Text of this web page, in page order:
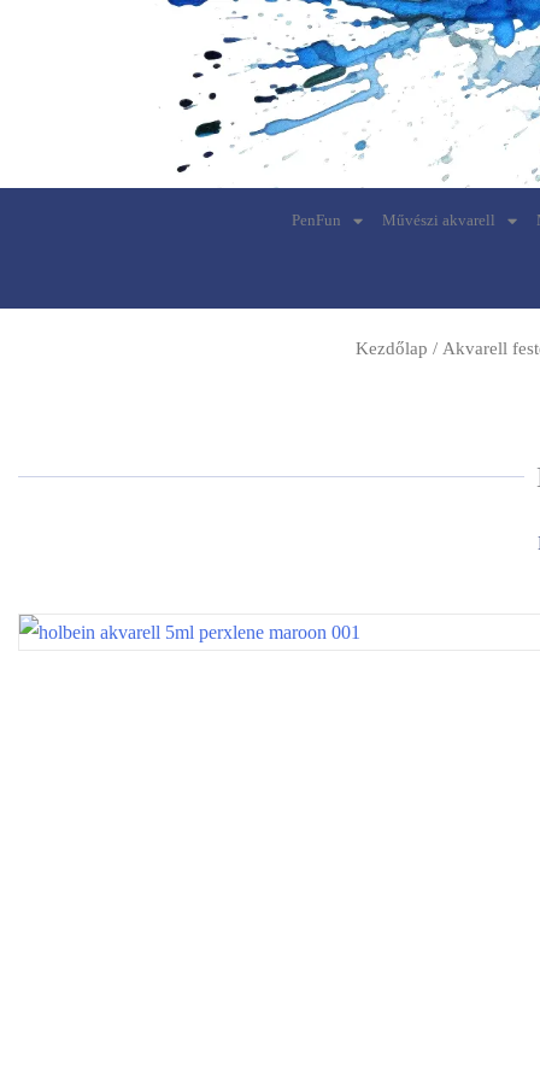
PenFun Művészi akvarell
Kezdőlap / Akvarell